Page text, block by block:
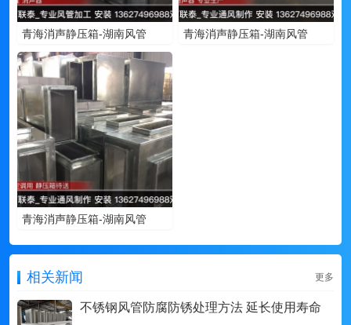
青海消声静压箱-湖南风管 青海消声静压箱-湖南风管
青海消声静压箱-湖南风管
相关新闻 更多
不锈钢风管防腐防锈处理方法 延长使用寿命